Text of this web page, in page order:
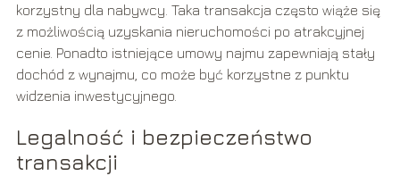
korzystny dla nabywcy. Taka transakcja często wiąże się
z możliwością uzyskania nieruchomości po atrakcyjnej
cenie. Ponadto istniejące umowy najmu zapewniają stały
dochód z wynajmu, co może być korzystne z punktu
widzenia inwestycyjnego.
Legalność i bezpieczeństwo
transakcji